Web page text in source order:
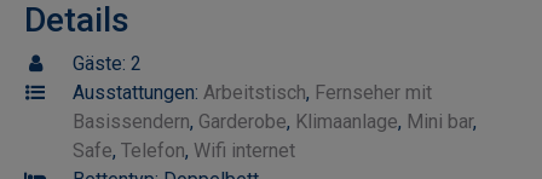
Details
Gäste: 2
Ausstattungen: Arbeitstisch, Fernseher mit
Basissendern, Garderobe, Klimaanlage, Mini bar,
Safe, Telefon, Wifi internet